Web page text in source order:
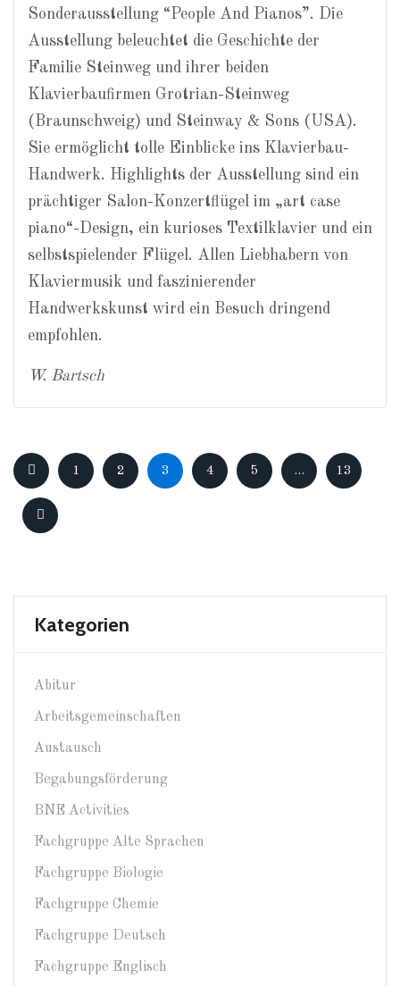
Sonderausstellung “People And Pianos”. Die
Ausstellung beleuchtet die Geschichte der
Familie Steinweg und ihrer beiden
Klavierbaufirmen Grotrian-Steinweg
(Braunschweig) und Steinway & Sons (USA).
Sie ermöglicht tolle Einblicke ins Klavierbau-
Handwerk. Highlights der Ausstellung sind ein
prächtiger Salon-Konzertflügel im „art case
piano“-Design, ein kurioses Textilklavier und ein
selbstspielender Flügel. Allen Liebhabern von
Klaviermusik und faszinierender
Handwerkskunst wird ein Besuch dringend
empfohlen.
W. Bartsch
1 2 3 4 5 … 13
Kategorien
Abitur
Arbeitsgemeinschaften
Austausch
Begabungsförderung
BNE Activities
Fachgruppe Alte Sprachen
Fachgruppe Biologie
Fachgruppe Chemie
Fachgruppe Deutsch
Fachgruppe Englisch